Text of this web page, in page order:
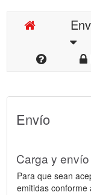
Envío
Carga y
Para que sean
emitidas conforme